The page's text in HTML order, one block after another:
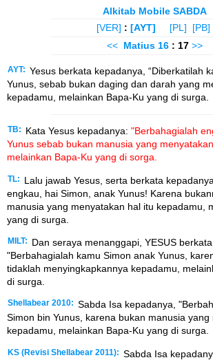
Alkitab Mobile SABDA
[VER] : [AYT] [PL]
[PB]
<< Matius 16 : 17 >>
AYT: Yesus berkata kepadanya, “Diberkatilah
Yunus, sebab bukan daging dan darah yang
kepadamu, melainkan Bapa-Ku yang di surga.
TB: Kata Yesus kepadanya: "Berbahagialah
Yunus sebab bukan manusia yang
melainkan Bapa-Ku yang di sorga.
TL:
Lalu jawab Yesus, serta berkata
engkau, hai Simon, anak Yunus! Karena
manusia yang menyatakan hal itu kepadamu,
yang di surga.
MILT:
Dan seraya menanggapi, YESUS
"Berbahagialah kamu Simon anak Yunus,
tidaklah menyingkapkannya kepadamu,
di surga.
Shellabear 2010: Sabda Isa kepadanya,
Simon bin Yunus, karena bukan manusia yang
kepadamu, melainkan Bapa-Ku yang di surga.
KS (Revisi Shellabear 2011): Sabda Isa